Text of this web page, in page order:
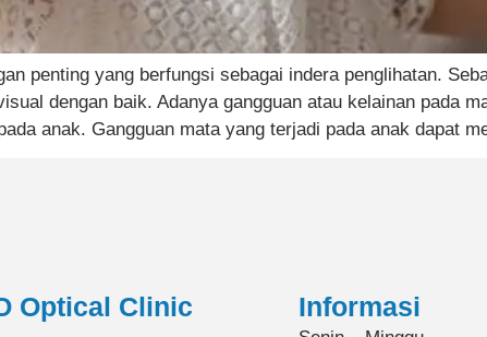
penting yang berfungsi sebagai indera penglihatan.
dengan baik. Adanya gangguan atau kelainan pada
anak. Gangguan mata yang terjadi pada anak dapat
Optical Clinic Informasi